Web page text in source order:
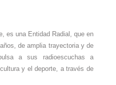
es una Entidad Radial, que en
de amplia trayectoria y de
a sus radioescuchas a
y el deporte, a través de